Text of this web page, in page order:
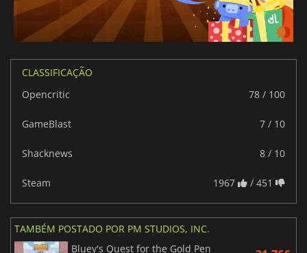
CLASSIFICAÇÃO
Opencritic
78 / 100
GameBlast 7 / 10
Shacknews 8 / 10
Steam 1967 / 451
TAMBÉM POSTADO POR PM STUDIOS, INC.
Bluey's Quest for the Gold Pen